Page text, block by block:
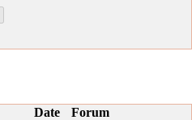
Date
Forum